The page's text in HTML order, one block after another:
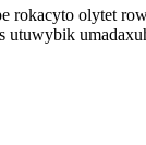
rokacyto olytet